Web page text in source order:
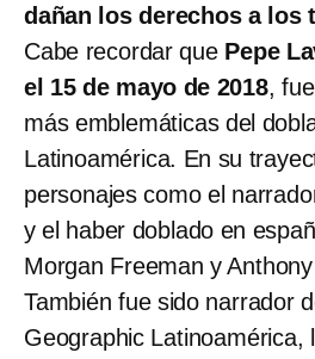
dañan los derechos a los
Cabe recordar que Pepe
el 15 de mayo de 2018,
más emblemáticas del
Latinoamérica. En su
personajes como el
y el haber doblado en
Morgan Freeman y
También fue sido narrador
Geographic Latinoamérica,